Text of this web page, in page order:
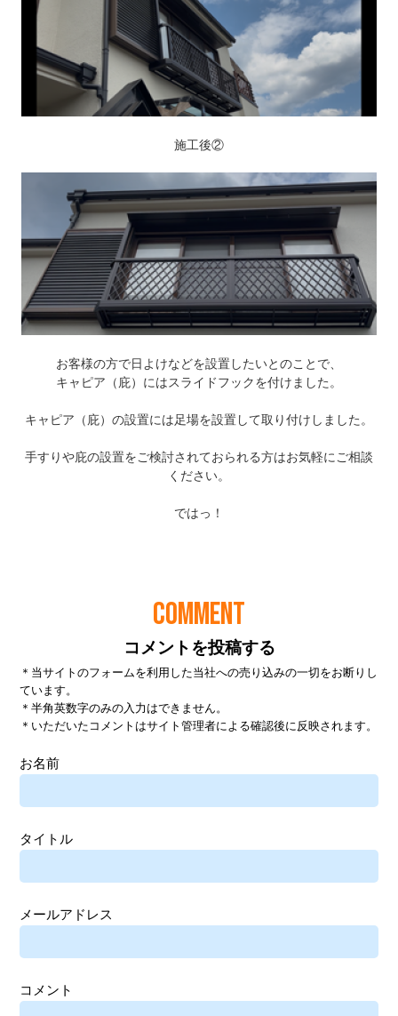
COMMENT
コメントを投稿する
＊当サイトのフォームを利用した当社への売り込みの一切をお断りし
ています。
＊半角英数字のみの入力はできません。
＊いただいたコメントはサイト管理者による確認後に反映されます。
お名前
タイトル
メールアドレス
コメント